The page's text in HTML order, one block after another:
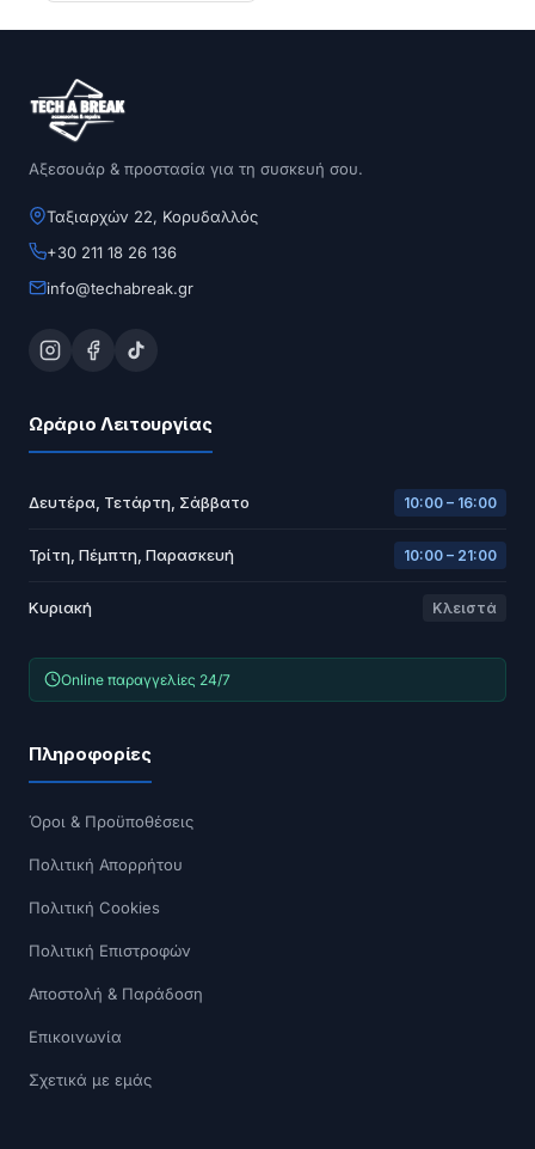
Αξεσουάρ & προστασία για τη συσκευή σου.
Ταξιαρχών 22, Κορυδαλλός
+30 211 18 26 136
info@techabreak.gr
Ωράριο Λειτουργίας
Δευτέρα, Τετάρτη, Σάββατο 10:00 – 16:00
Τρίτη, Πέμπτη, Παρασκευή 10:00 – 21:00
Κυριακή Κλειστά
Online παραγγελίες 24/7
Πληροφορίες
Όροι & Προϋποθέσεις
Πολιτική Απορρήτου
Πολιτική Cookies
Πολιτική Επιστροφών
Αποστολή & Παράδοση
Επικοινωνία
Σχετικά με εμάς